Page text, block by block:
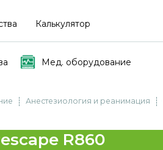
Калькулятор
Мед. оборудование
Анестезиология и реанимация
R860